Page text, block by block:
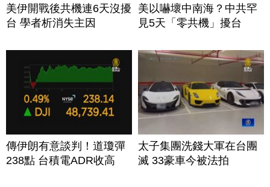
美伊開戰後共機連6天沒擾
台 學者析消失主因
美以嚇壞中南海？中共罕
見5天「零共機」擾台
傳伊朗有意談判！道瓊彈
238點 台積電ADR收高
太子集團洗錢大軍在台團
滅 33豪車今被法拍